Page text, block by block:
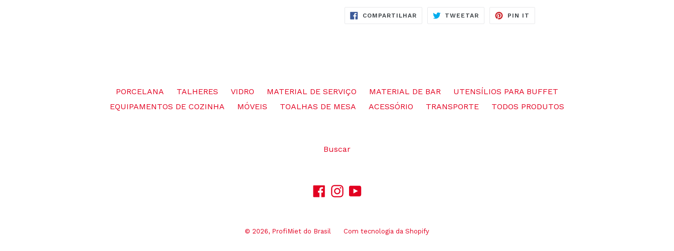
COMPARTILHARCOMPARTILHE
TWEETAR TUITE
PIN IT
PORCELANA TALHERES VIDRO MATERIAL DE SERVIÇO MATERIAL DE BAR
UTENSÍLIOS PARA BUFFET
EQUIPAMENTOS DE COZINHA
MÓVEIS TOALHAS DE MESA ACESSÓRIO TRANSPORTE TODOS PRODUTOS
Buscar
Facebook
Instagram
YouTube
© 2026, ProfiMiet do Brasil Com tecnologia da Shopify